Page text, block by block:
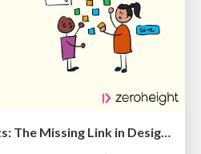
Information Architects: The Missing Link in Design Systems